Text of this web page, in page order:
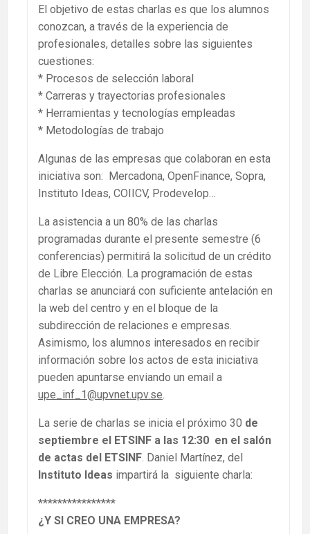
El objetivo de estas charlas es que los alumnos
conozcan, a través de la experiencia de
profesionales, detalles sobre las siguientes
cuestiones:
* Procesos de selección laboral
* Carreras y trayectorias profesionales
* Herramientas y tecnologías empleadas
* Metodologías de trabajo
Algunas de las empresas que colaboran en esta
iniciativa son: Mercadona, OpenFinance, Sopra,
Instituto Ideas, COIICV, Prodevelop…
La asistencia a un 80% de las charlas
programadas durante el presente semestre (6
conferencias) permitirá la solicitud de un crédito
de Libre Elección. La programación de estas
charlas se anunciará con suficiente antelación en
la web del centro y en el bloque de la
subdirección de relaciones e empresas.
Asimismo, los alumnos interesados en recibir
información sobre los actos de esta iniciativa
pueden apuntarse enviando un email a
upe_inf_1@upvnet.upv.se.
La serie de charlas se inicia el próximo 30 de
septiembre el ETSINF a las 12:30 en el salón
de actas del ETSINF. Daniel Martínez, del
Instituto Ideas impartirá la siguiente charla:
****************
¿Y SI CREO UNA EMPRESA?